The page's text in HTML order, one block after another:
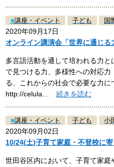
■講座・イベント 子ども 国
2020年09月17日
オンライン講演会「世界に通じる
多言語活動を通して培われる力
で見つける力、多様性への対応
る、これからの社会で必要な力
http://celula…続きを読む
■講座・イベント 子ども 小
2020年09月02日
10/24(土)子育て家庭・不登校に
世田谷区内において、子育て家